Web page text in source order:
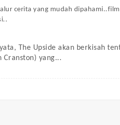
cerita yang mudah
The Upside akan berkisah
Cranston) yang...